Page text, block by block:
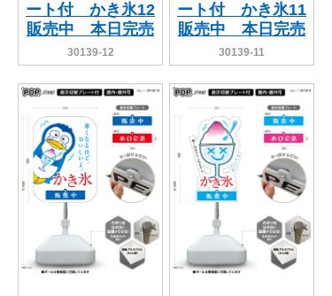
ート付 かき氷12
販売中 本日完売
30139-12
ート付 かき氷11
販売中 本日完売
30139-11